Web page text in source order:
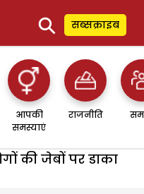
⚲ सब्सक्राइब
आपकी
समस्याएं
राजनीति
की जेबों पर डाका